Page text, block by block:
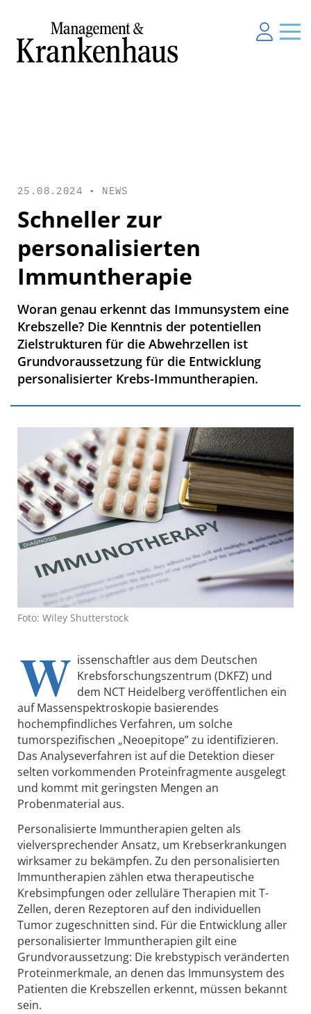
25.08.2024 • NEWS
Schneller zur
personalisierten
Immuntherapie
Woran genau erkennt das Immunsystem eine
Krebszelle? Die Kenntnis der potentiellen
Zielstrukturen für die Abwehrzellen ist
Grundvoraussetzung für die Entwicklung
personalisierter Krebs-Immuntherapien.
Foto: Wiley Shutterstock
W issenschaftler aus dem Deutschen
Krebsforschungszentrum (DKFZ) und
dem NCT Heidelberg veröffentlichen ein
auf Massenspektroskopie basierendes
hochempfindliches Verfahren, um solche
tumorspezifischen „Neoepitope” zu identifizieren.
Das Analyseverfahren ist auf die Detektion dieser
selten vorkommenden Proteinfragmente ausgelegt
und kommt mit geringsten Mengen an
Probenmaterial aus.
Personalisierte Immuntherapien gelten als
vielversprechender Ansatz, um Krebserkrankungen
wirksamer zu bekämpfen. Zu den personalisierten
Immuntherapien zählen etwa therapeutische
Krebsimpfungen oder zelluläre Therapien mit T-
Zellen, deren Rezeptoren auf den individuellen
Tumor zugeschnitten sind. Für die Entwicklung aller
personalisierter Immuntherapien gilt eine
Grundvoraussetzung: Die krebstypisch veränderten
Proteinmerkmale, an denen das Immunsystem des
Patienten die Krebszellen erkennt, müssen bekannt
sein.